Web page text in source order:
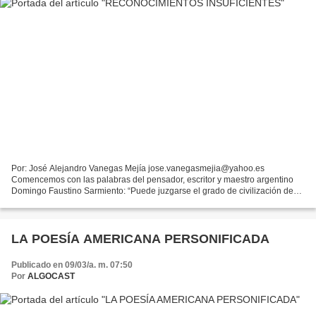
Por: José Alejandro Vanegas Mejía jose.vanegasmejia@yahoo.es
Comencemos con las palabras del pensador, escritor y maestro argentino
Domingo Faustino Sarmiento: “Puede juzgarse el grado de civilización de
LA POESÍA AMERICANA PERSONIFICADA
Publicado en 09/03/a. m. 07:50
Por ALGOCAST